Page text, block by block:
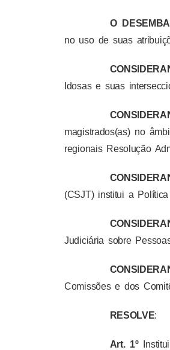
O
no uso de suas
Idosas e suas
magistrados(as) no
regionais Resolução
(CSJT) institui a
Judiciária sobre
Comissões e dos
RESOLVE:
Art. 1º